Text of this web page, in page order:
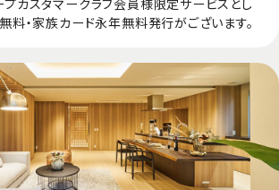
料・家族カード永年無料発行がございます。